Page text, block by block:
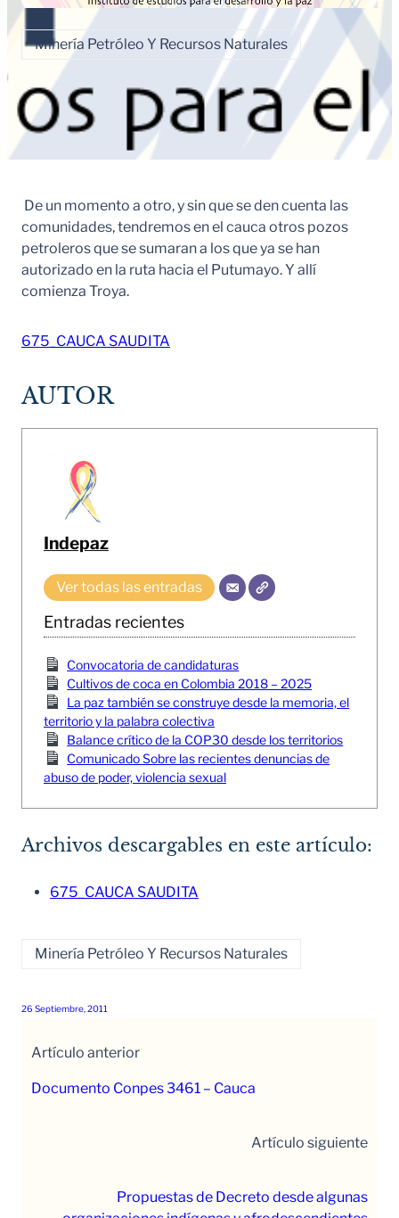
Minería Petróleo Y Recursos Naturales
De un momento a otro, y sin que se den cuenta las
comunidades, tendremos en el cauca otros pozos
petroleros que se sumaran a los que ya se han
autorizado en la ruta hacia el Putumayo. Y allí
comienza Troya.
675_CAUCA SAUDITA
AUTOR
Indepaz
Ver todas las entradas
Entradas recientes
Convocatoria de candidaturas
Cultivos de coca en Colombia 2018 – 2025
La paz también se construye desde la memoria, el
territorio y la palabra colectiva
Balance crítico de la COP30 desde los territorios
Comunicado Sobre las recientes denuncias de
abuso de poder, violencia sexual
Archivos descargables en este artículo:
675_CAUCA SAUDITA
Minería Petróleo Y Recursos Naturales
26 Septiembre, 2011
Artículo anterior
Documento Conpes 3461 – Cauca
Artículo siguiente
Propuestas de Decreto desde algunas